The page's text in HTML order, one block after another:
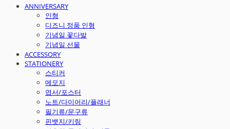
ANNIVERSARY
인형
디즈니 정품 인형
기념일 꽃다발
기념일 선물
ACCESSORY
STATIONERY
스티커
메모지
엽서/포스터
노트/다이어리/플래너
필기류/문구류
핀뱃지/키링